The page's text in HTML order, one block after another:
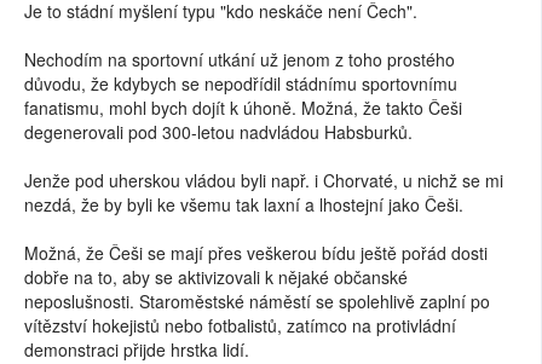
Je to stádní myšlení typu "kdo neskáče není Čech".
Nechodím na sportovní utkání už jenom z toho prostého
důvodu, že kdybych se nepodřídil stádnímu sportovnímu
fanatismu, mohl bych dojít k úhoně. Možná, že takto Češi
degenerovali pod 300-letou nadvládou Habsburků.
Jenže pod uherskou vládou byli např. i Chorvaté, u nichž se mi
nezdá, že by byli ke všemu tak laxní a lhostejní jako Češi.
Možná, že Češi se mají přes veškerou bídu ještě pořád dosti
dobře na to, aby se aktivizovali k nějaké občanské
neposlušnosti. Staroměstské náměstí se spolehlivě zaplní po
vítězství hokejistů nebo fotbalistů, zatímco na protivládní
demonstraci přijde hrstka lidí.